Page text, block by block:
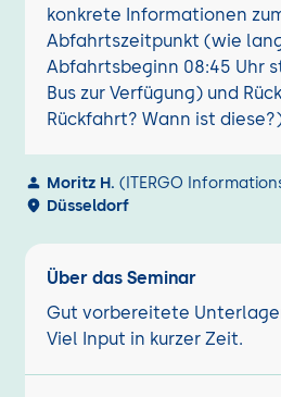
konkrete Informationen
Abfahrtszeitpunkt (wie
Abfahrtsbeginn 08:45 Uhr
Bus zur Verfügung) und
Rückfahrt? Wann ist
Moritz H. (ITERGO
Düsseldorf
Über das Seminar
Gut vorbereitete
Viel Input in kurzer Zeit.